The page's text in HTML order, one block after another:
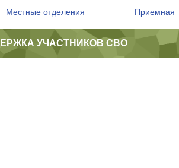
Местные отделения Приемная
УЧАСТНИКОВ СВО